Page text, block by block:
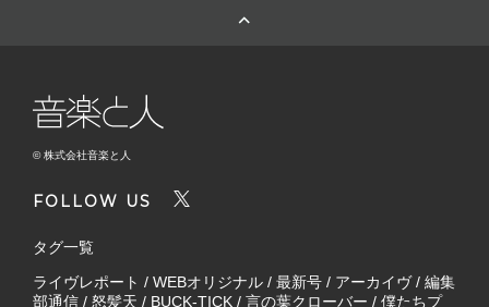
© 株式会社音楽と人
FOLLOW US
タグ一覧
ライヴレポート / WEBオリジナル / 最新号 / アーカイヴ/ 編集
部通信 / 怒髪天 / BUCK-TICK / 言の葉クローバー / 僕たちプ